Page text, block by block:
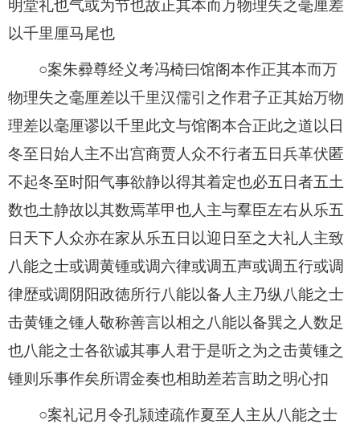
明堂礼也气或为节也故正其本而万物理失之毫厘差
以千里厘马尾也
○案朱彛尊经义考冯椅曰馆阁本作正其本而万
物理失之毫厘差以千里汉儒引之作君子正其始万物
理差以毫厘谬以千里此文与馆阁本合正此之道以日
冬至日始人主不出宫商贾人众不行者五日兵革伏匿
不起冬至时阳气事欲静以得其着定也必五日者五土
数也土静故以其数焉革甲也人主与羣臣左右从乐五
日天下人众亦在家从乐五日以迎日至之大礼人主致
八能之士或调黄锺或调六律或调五声或调五行或调
律歴或调阴阳政徳所行八能以备人主乃纵八能之士
击黄锺之锺人敬称善言以相之八能以备巽之人数足
也八能之士各欲诚其事人君于是听之为之击黄锺之
锺则乐事作矣所谓金奏也相助差若言助之明心扣
○案礼记月令孔颕逹疏作夏至人主从八能之士